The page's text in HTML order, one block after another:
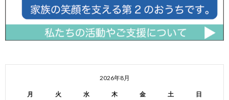
2026年8月
月 火 水 木 金 土 日